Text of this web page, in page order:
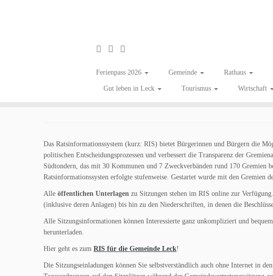
Ferienpass 2026 Gemeinde Rathaus
Gut leben in Leck Tourismus Wirtschaft
Sitzungseinladungen ab
Das Ratsinformationssystem (kurz: RIS) bietet Bürgerinnen und Bürgern die
politischen Entscheidungsprozessen und verbessert die Transparenz der
Südtondern, das mit 30 Kommunen und 7 Zweckverbänden rund 170
Ratsinformationssysten erfolgte stufenweise. Gestartet wurde mit den Gremien
Alle öffentlichen Unterlagen zu Sitzungen stehen im RIS online zur
(inklusive deren Anlagen) bis hin zu den Niederschriften, in denen die
Alle Sitzungsinformationen können Interessierte ganz unkompliziert und
herunterladen.
Hier geht es zum RIS für die Gemeinde Leck!
Die Sitzungseinladungen können Sie selbstverständlich auch ohne Internet in